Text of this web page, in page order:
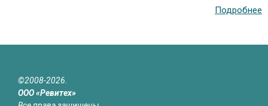
Подробнее
©2008-2026.
ООО «Ревитех»